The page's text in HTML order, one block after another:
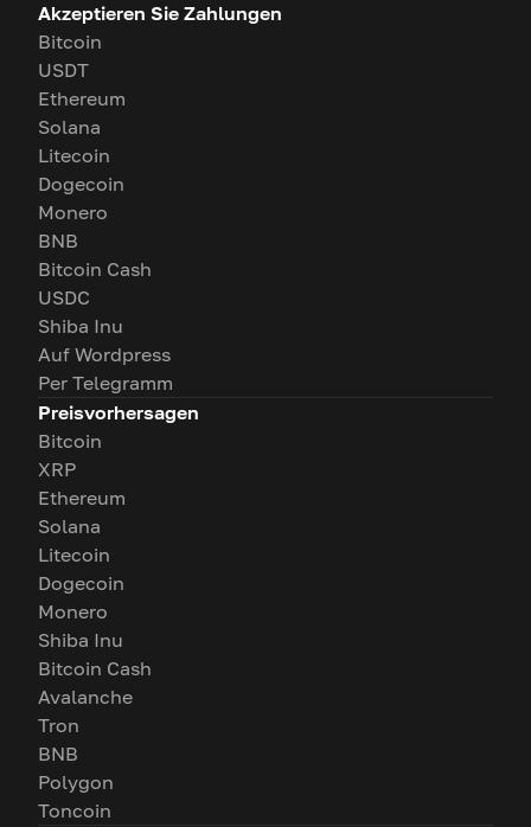
Akzeptieren Sie Zahlungen
Bitcoin
USDT
Ethereum
Solana
Litecoin
Dogecoin
Monero
BNB
Bitcoin Cash
USDC
Shiba Inu
Auf Wordpress
Per Telegramm
Preisvorhersagen
Bitcoin
XRP
Ethereum
Solana
Litecoin
Dogecoin
Monero
Shiba Inu
Bitcoin Cash
Avalanche
Tron
BNB
Polygon
Toncoin